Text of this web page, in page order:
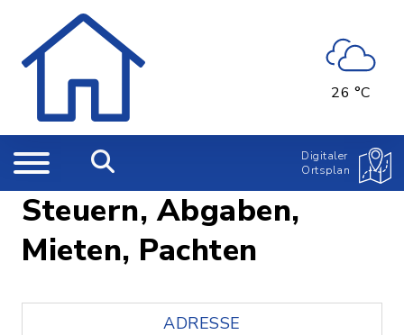
26 °C
Digitaler
Ortsplan
Steuern, Abgaben,
Mieten, Pachten
ADRESSE